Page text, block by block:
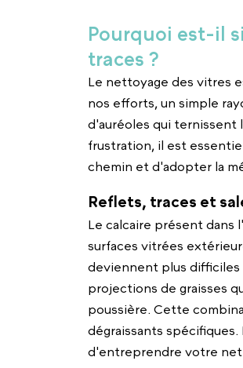
Pourquoi est-il
traces ?
Le nettoyage des vitres
nos efforts, un simple
d'auréoles qui ternissent
frustration, il est
chemin et d'adopter la
Reflets, traces et
Le calcaire présent dans
surfaces vitrées
deviennent plus difficiles
projections de graisses
poussière. Cette
dégraissants
d'entreprendre votre